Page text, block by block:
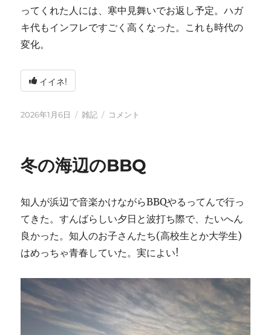
ってくれた人には、寒中見舞いでお返し予定。ハガ
キ代もインフレですごく高くなった。これも時代の
変化。
イイネ!
投
2026年1月6日
カ
ー
雑記
2026
コメント
冬の海辺のBBQ
知人が浜辺で音楽かけながらBBQやるってんで行っ
てきた。すんばらしい夕日と波打ち際で、たいへん
良かった。知人のお子さんたち(高校生とか大学生)
はめっちゃ青春していた。実によい!